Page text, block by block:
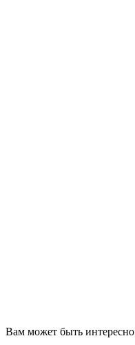
Вам может быть интересно